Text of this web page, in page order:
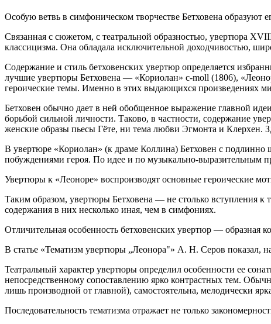
Особую ветвь в симфоническом творчестве Бетховена образуют
Связанная с сюжетом, с театральной образностью, увертюра
классицизма. Она обладала исключительной доходчивостью,
Содержание и стиль бетховенских увертюр определяется
лучшие увертюры Бетховена — «Кориолан» c-moll (1806),
героические темы. Именно в этих выдающихся произведениях
Бетховен обычно дает в ней обобщенное выражение главной
борьбой сильной личности. Таково, в частности, содержание
жен­ские образы пьесы Гёте, ни тема любви Эгмонта и Клерхен.
В увертюре «Кориолан» (к драме Коллина) Бетховен с подлин­но
побуждениями ге­роя. По идее и по музыкально-выразительным
Увертюры к «Леоноре» воспроизводят основные героические
Таким образом, увертюры Бетховена — не столько вступления к
содержа­ния в них несколько иная, чем в симфониях.
Отличительная особенность бетховенских увертюр — образная
В статье «Тематизм увертюры „Леонора"» А. Н. Серов показал,
Театральный характер увертюры определил особенности ее
непосредствен­ному сопоставлению ярко контрастных тем.
лишь производной от главной), самостоятельна, мелодически
Последовательность тематизма отражает не только